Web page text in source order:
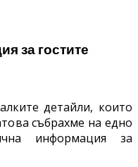
за гостите
детайли, които
събрахме на едно
информация за